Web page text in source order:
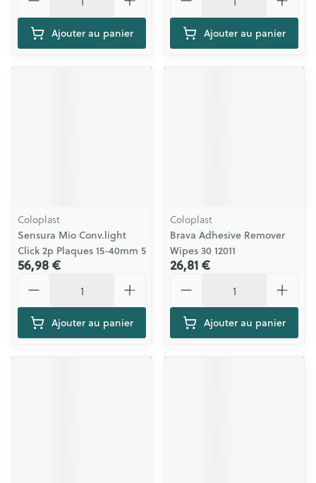
Ajouter au panier Ajouter au panier
Coloplast
Sensura Mio Conv.light
Click 2p Plaques 15-40mm 5
56,98 €
Ajouter au panier
Coloplast
Brava Adhesive Remover
Wipes 30 12011
26,81 €
Ajouter au panier